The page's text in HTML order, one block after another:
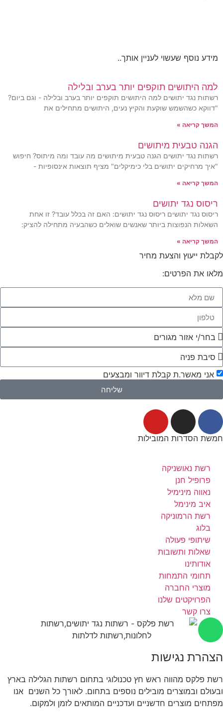
מידע נוסף שעשוי לעניין אותך..
למה היתושים תוקפים יותר בערב ובלילה
רשתות נגד יתושים למה היתושים תוקפים יותר בערב ובלילה - וגם ביום?
"דווקא כשהשמש שוקעת והקיץ נעים, היתושים מתחילים את
המשך קריאה »
הגנה טבעית מיתושים
רשתות נגד יתושים הגנה טבעית מיתושים מה עובד ומה מיתוס? חיפוש
"איך מרחיקים יתושים בלי כימיקלים" מציף תוצאות אינסופיות -
המשך קריאה »
ריסוס נגד יתושים
ריסוס נגד יתושים ריסוס נגד יתושים: האם זה בכלל עובד? זו אחת
השאלות הנפוצות ביותר שאנשים שואלים כשהבעיה מתחילה להציק:
המשך קריאה »
לקבלת ייעוץ והצעת מחיר
מלאו את הפרטים:
אני מאשר.ת קבלת דיוור ומבצעים
שליחה
חמשת הסדרות המובילות
רשת נאושניקה
פרופיל חנן
נאווה מינימיל
איב מינימל
רשת הרמוניקה
בלוג
שיתופי פעולה
שאלות ותשובות
אודותינו
תחומי התמחות
מוצרי החברה
הפרויקטים שלנו
צרו קשר
הצהרת נגישות
רשת פלקס מהווה ראש חץ טכנולוגי בתחום רשתות הגלילה בארץ
ובעולם ובמוצרים מובילים נוספים בתחום. לאורך כל השנים אנו
מפתחים מוצרים חדשניים ועדכניים המותאים לזמן ולמקום.